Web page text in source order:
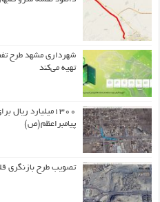
شهرداری مشهد طرح
تهیه می‌کند
۱۳۰۰میلیارد
پیامبراعظم(ص)
تصویب طرح بازنگری